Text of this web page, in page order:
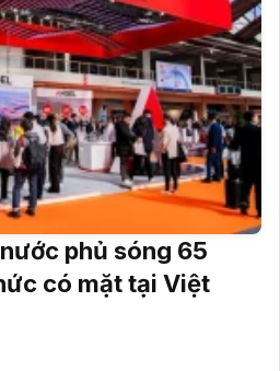
phủ sóng 65
có mặt tại Việt